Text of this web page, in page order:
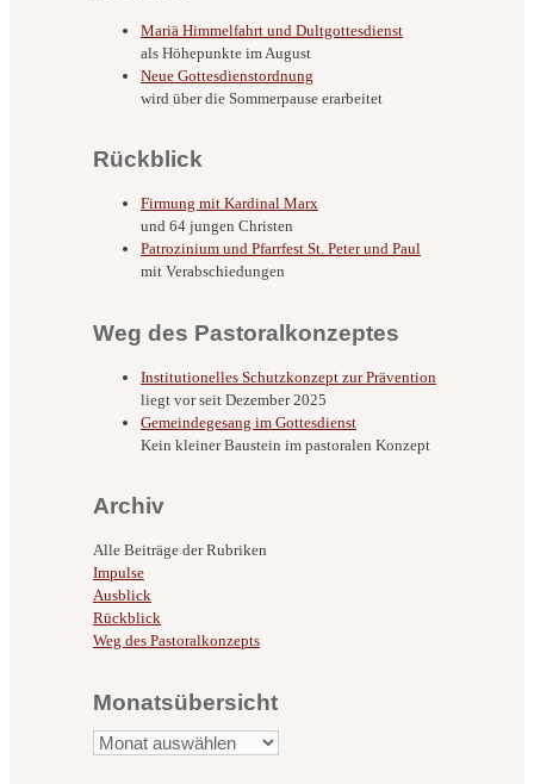
Mariä Himmelfahrt und Dultgottesdienst
als Höhepunkte im August
Neue Gottesdienstordnung
wird über die Sommerpause erarbeitet
Rückblick
Firmung mit Kardinal Marx
und 64 jungen Christen
Patrozinium und Pfarrfest St. Peter und Paul
mit Verabschiedungen
Weg des Pastoralkonzeptes
Institutionelles Schutzkonzept zur Prävention
liegt vor seit Dezember 2025
Gemeindegesang im Gottesdienst
Kein kleiner Baustein im pastoralen Konzept
Archiv
Alle Beiträge der Rubriken
Impulse
Ausblick
Rückblick
Weg des Pastoralkonzepts
Monatsübersicht
Monatsübersicht